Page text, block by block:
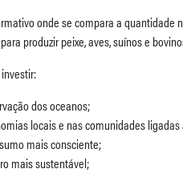
dos oceanos;
locais e nas comunidades
mais consciente;
mais sustentável;